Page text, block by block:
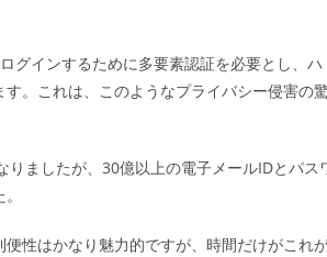
グインするために多要素認証を必要とし、ハ
。これは、このようなプライバシー侵害の
ましたが、30億以上の電子メールIDとパス
性はかなり魅力的ですが、時間だけがこれ